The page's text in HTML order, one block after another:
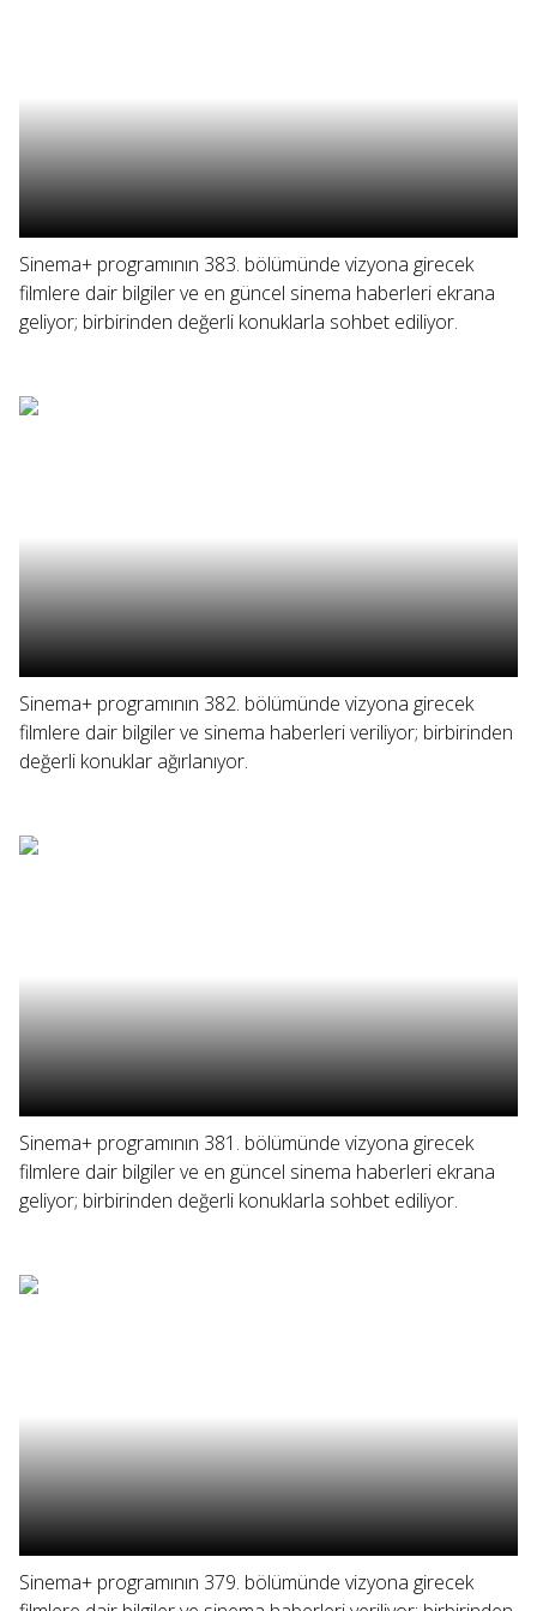
Sinema+ programının 383. bölümünde vizyona girecek
filmlere dair bilgiler ve en güncel sinema haberleri ekrana
geliyor; birbirinden değerli konuklarla sohbet ediliyor.
Sinema+ programının 382. bölümünde vizyona girecek
filmlere dair bilgiler ve sinema haberleri veriliyor; birbirinden
değerli konuklar ağırlanıyor.
Sinema+ programının 381. bölümünde vizyona girecek
filmlere dair bilgiler ve en güncel sinema haberleri ekrana
geliyor; birbirinden değerli konuklarla sohbet ediliyor.
Sinema+ programının 379. bölümünde vizyona girecek